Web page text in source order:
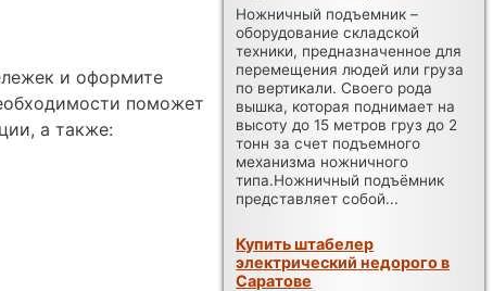
и оформите
поможет
а также:
Ножничный подъемник –
оборудование складской
техники, предназначенное для
перемещения людей или груза
по вертикали. Своего рода
вышка, которая поднимает на
высоту до 15 метров груз до 2
тонн за счет подъемного
механизма ножничного
типа.Ножничный подъёмник
представляет собой...
Купить штабелер
электрический недорого в
Саратове